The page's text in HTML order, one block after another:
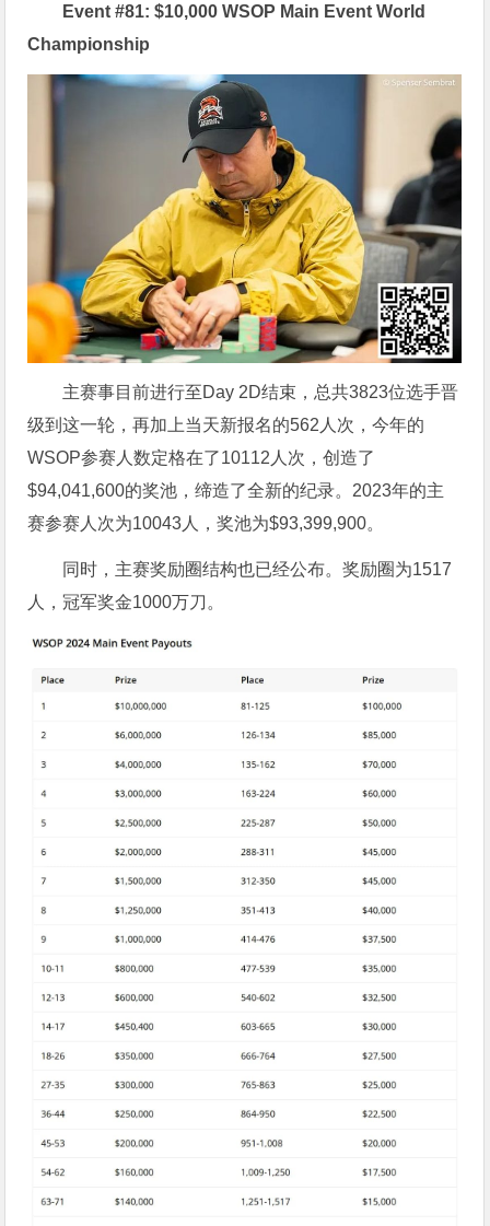
Event #81: $10,000 WSOP Main Event World
Championship
主赛事目前进行至Day 2D结束，总共3823位选手晋
级到这一轮，再加上当天新报名的562人次，今年的
WSOP参赛人数定格在了10112人次，创造了
$94,041,600的奖池，缔造了全新的纪录。2023年的主
赛参赛人次为10043人，奖池为$93,399,900。
同时，主赛奖励圈结构也已经公布。奖励圈为1517
人，冠军奖金1000万刀。